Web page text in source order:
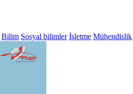
Bilim Sosyal bilimler İşletme Mühendislik